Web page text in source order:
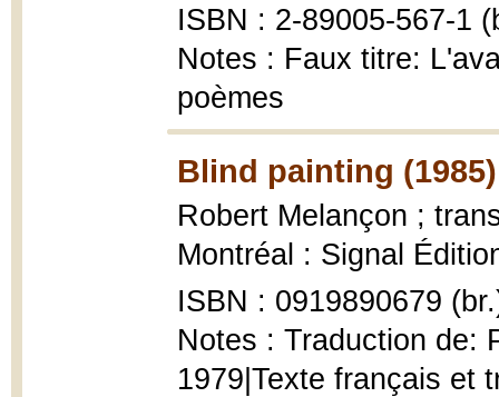
ISBN : 2-89005-567-1
Notes : Faux titre:
poèmes
Blind painting (1985)
Robert Melançon ;
Montréal : Signal
ISBN : 0919890679
Notes : Traduction de:
1979|Texte français et